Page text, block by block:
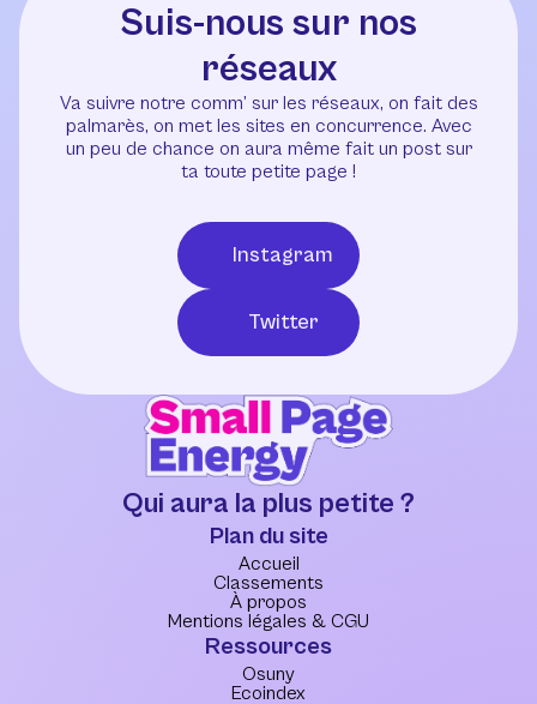
Suis-nous sur nos
réseaux
Va suivre notre comm’ sur les réseaux, on fait des
palmarès, on met les sites en concurrence. Avec
un peu de chance on aura même fait un post sur
ta toute petite page !
Instagram
Twitter
Qui aura la plus petite ?
Plan du site
Accueil
Classements
À propos
Mentions légales & CGU
Ressources
Osuny
Ecoindex